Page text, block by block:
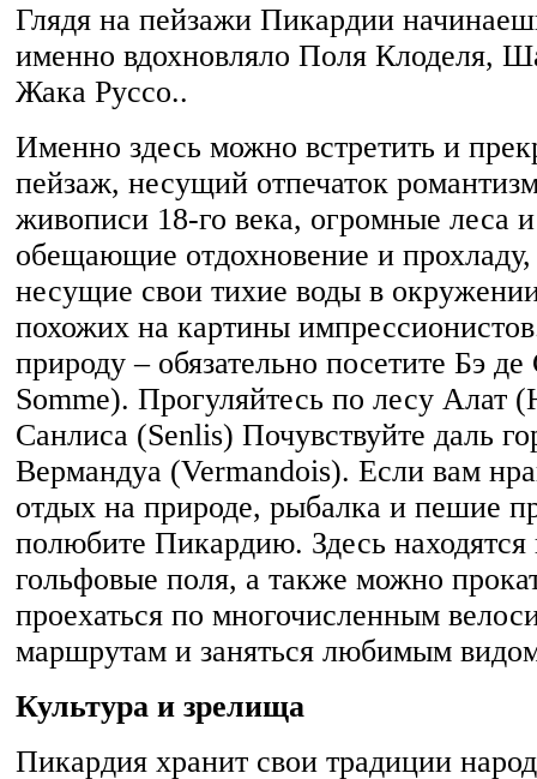
Глядя на пейзажи Пикардии
именно вдохновляло Поля Клоделя,
Жака Руссо..
Именно здесь можно встретить и
пейзаж, несущий отпечаток
живописи 18-го века, огромные леса
обещающие отдохновение и
несущие свои тихие воды в
похожих на картины
природу – обязательно посетите Бэ
Somme). Прогуляйтесь по лесу Алат
Санлиса (Senlis) Почувствуйте даль
Вермандуа (Vermandois). Если вам
отдых на природе, рыбалка и пешие
полюбите Пикардию. Здесь находятся
гольфовые поля, а также можно
проехаться по многочисленным
маршрутам и заняться любимым
Культура и зрелища
Пикардия хранит свои традиции